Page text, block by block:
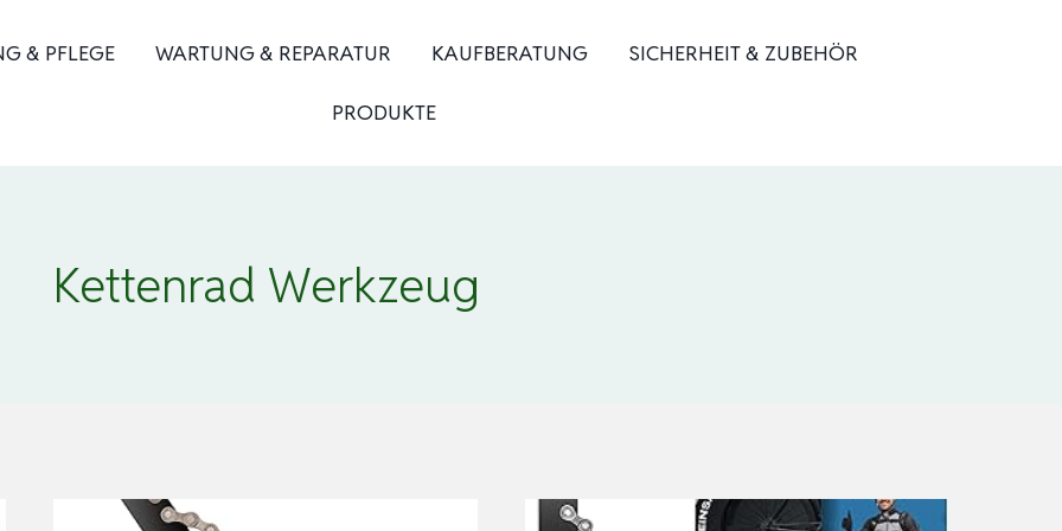
& PFLEGE WARTUNG & REPARATUR KAUFBERATUNG SICHERHEIT & ZUBEHÖR
PRODUKTE
Kettenrad Werkzeug